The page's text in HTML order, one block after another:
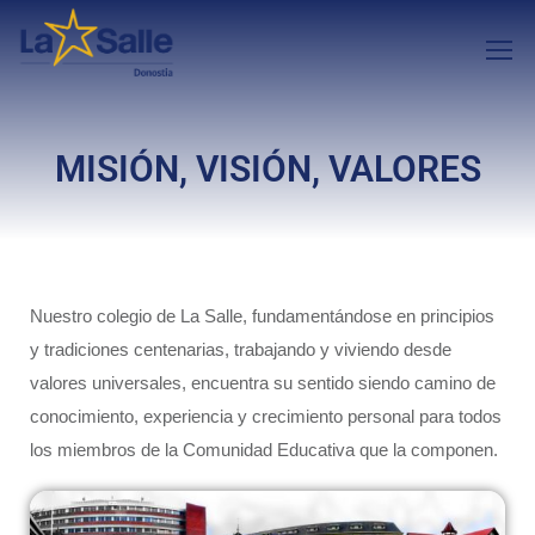
MISIÓN, VISIÓN, VALORES
Nuestro colegio de La Salle, fundamentándose en principios
y tradiciones centenarias, trabajando y viviendo desde
valores universales, encuentra su sentido siendo camino de
conocimiento, experiencia y crecimiento personal para todos
los miembros de la Comunidad Educativa que la componen.